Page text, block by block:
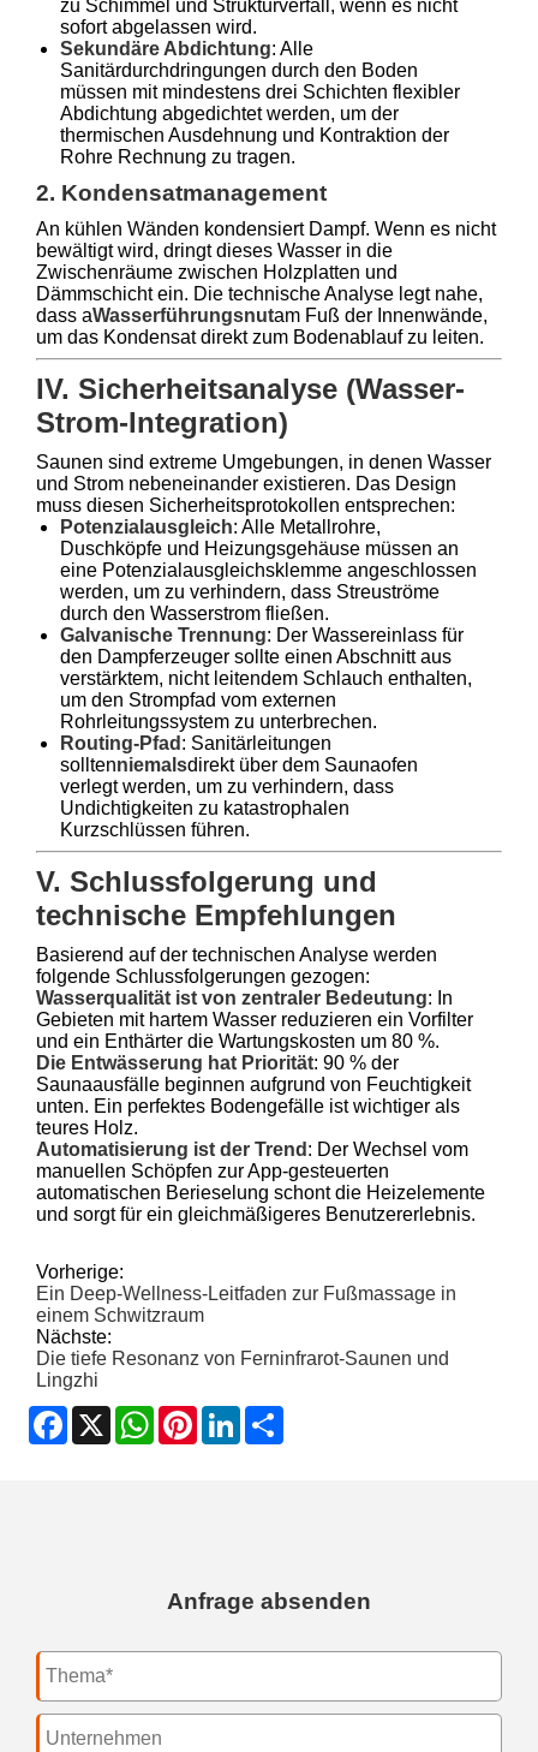
zu Schimmel und Strukturverfall, wenn es nicht
sofort abgelassen wird.
Sekundäre Abdichtung: Alle
Sanitärdurchdringungen durch den Boden
müssen mit mindestens drei Schichten flexibler
Abdichtung abgedichtet werden, um der
thermischen Ausdehnung und Kontraktion der
Rohre Rechnung zu tragen.
2. Kondensatmanagement
An kühlen Wänden kondensiert Dampf. Wenn es nicht
bewältigt wird, dringt dieses Wasser in die
Zwischenräume zwischen Holzplatten und
Dämmschicht ein. Die technische Analyse legt nahe,
dass aWasserführungsnutam Fuß der Innenwände,
um das Kondensat direkt zum Bodenablauf zu leiten.
IV. Sicherheitsanalyse (Wasser-
Strom-Integration)
Saunen sind extreme Umgebungen, in denen Wasser
und Strom nebeneinander existieren. Das Design
muss diesen Sicherheitsprotokollen entsprechen:
Potenzialausgleich: Alle Metallrohre,
Duschköpfe und Heizungsgehäuse müssen an
eine Potenzialausgleichsklemme angeschlossen
werden, um zu verhindern, dass Streuströme
durch den Wasserstrom fließen.
Galvanische Trennung: Der Wassereinlass für
den Dampferzeuger sollte einen Abschnitt aus
verstärktem, nicht leitendem Schlauch enthalten,
um den Strompfad vom externen
Rohrleitungssystem zu unterbrechen.
Routing-Pfad : Sanitärleitungen
solltenniemalsdirekt über dem Saunaofen
verlegt werden, um zu verhindern, dass
Undichtigkeiten zu katastrophalen
Kurzschlüssen führen.
V. Schlussfolgerung und
technische Empfehlungen
Basierend auf der technischen Analyse werden
folgende Schlussfolgerungen gezogen:
Wasserqualität ist von zentraler Bedeutung: In
Gebieten mit hartem Wasser reduzieren ein Vorfilter
und ein Enthärter die Wartungskosten um 80 %.
Die Entwässerung hat Priorität: 90 % der
Saunaausfälle beginnen aufgrund von Feuchtigkeit
unten. Ein perfektes Bodengefälle ist wichtiger als
teures Holz.
Automatisierung ist der Trend : Der Wechsel vom
manuellen Schöpfen zur App-gesteuerten
automatischen Berieselung schont die Heizelemente
und sorgt für ein gleichmäßigeres Benutzererlebnis.
Vorherige:
Ein Deep-Wellness-Leitfaden zur Fußmassage in
einem Schwitzraum
Nächste:
Die tiefe Resonanz von Ferninfrarot-Saunen und
Lingzhi
Facebook
X WhatsApp
PinterestLinkedIn
Anfrage absenden